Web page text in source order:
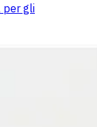
per gli